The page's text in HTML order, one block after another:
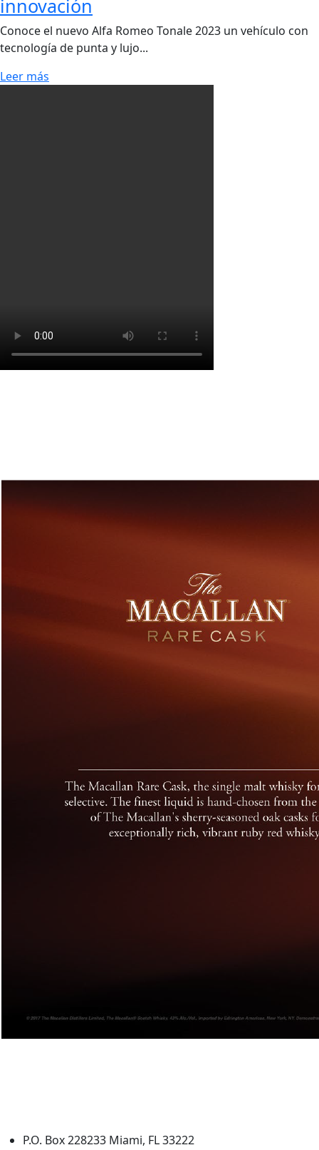
innovación
Conoce el nuevo Alfa Romeo Tonale 2023 un vehículo con
tecnología de punta y lujo...
Leer más
P.O. Box 228233 Miami, FL 33222